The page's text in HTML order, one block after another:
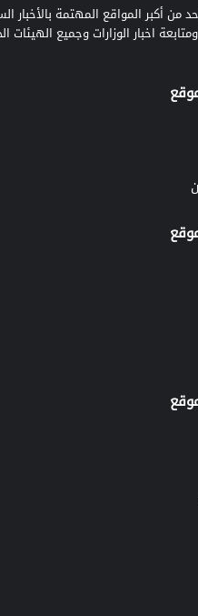
24 واحد من أكبر المواقع المهتمة
ومتابعة اخبار الوزارات وجميع الهيئات